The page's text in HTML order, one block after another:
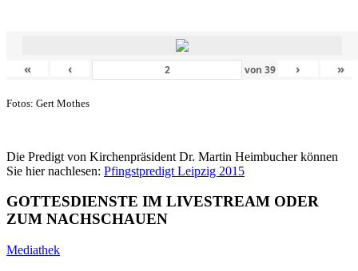
« ‹ von39 › »
Fotos: Gert Mothes
Die Predigt von Kirchenpräsident Dr. Martin Heimbucher können
Sie hier nachlesen: Pfingstpredigt Leipzig 2015
GOTTESDIENSTE IM LIVESTREAM ODER
ZUM NACHSCHAUEN
Mediathek